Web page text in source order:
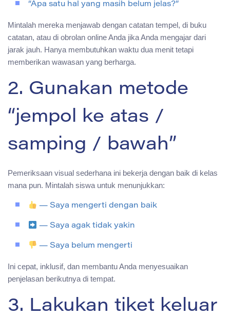
“Apa satu hal yang masih belum jelas?”
Mintalah mereka menjawab dengan catatan tempel, di buku
catatan, atau di obrolan online Anda jika Anda mengajar dari
jarak jauh. Hanya membutuhkan waktu dua menit tetapi
memberikan wawasan yang berharga.
2. Gunakan metode
“jempol ke atas /
samping / bawah”
Pemeriksaan visual sederhana ini bekerja dengan baik di kelas
mana pun. Mintalah siswa untuk menunjukkan:
— Saya mengerti dengan baik
— Saya agak tidak yakin
— Saya belum mengerti
Ini cepat, inklusif, dan membantu Anda menyesuaikan
penjelasan berikutnya di tempat.
3. Lakukan tiket keluar